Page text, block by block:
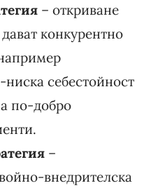
– откриване
конкурентно
себестойност
по-добро
–
внедрителска